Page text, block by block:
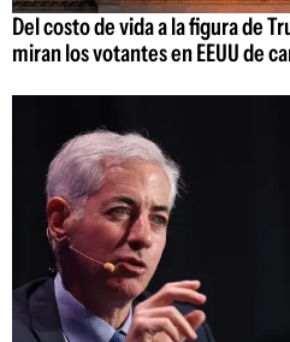
Del costo de vida a la figura de
miran los votantes en EEUU de